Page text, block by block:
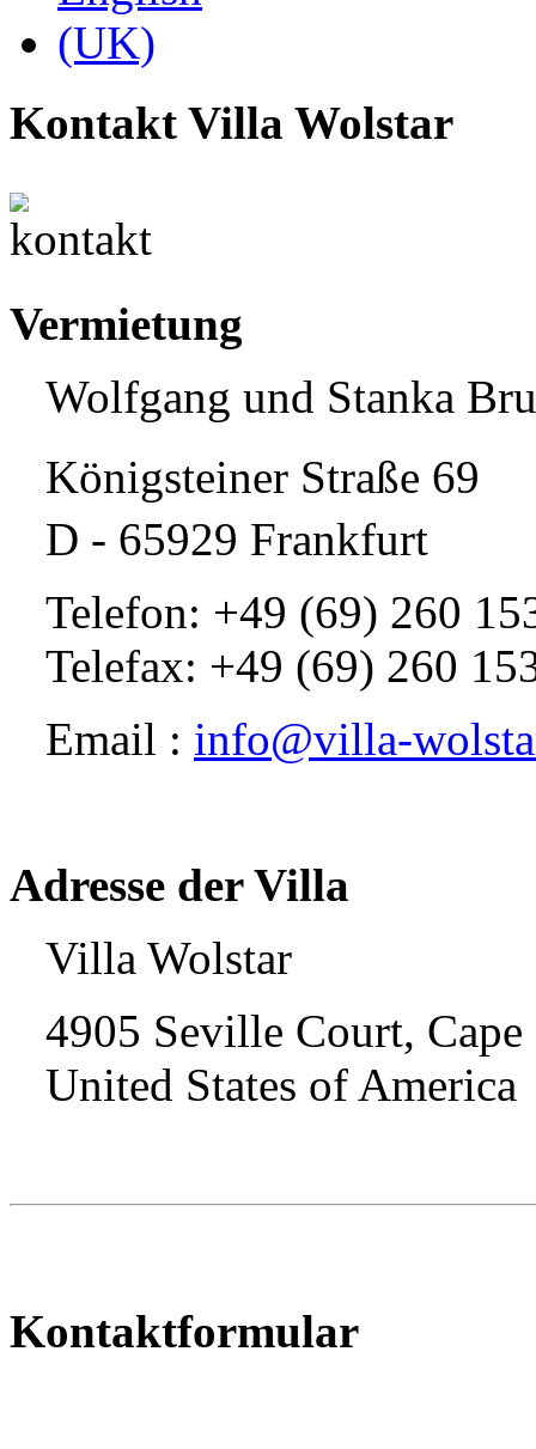
Kontakt Villa Wolstar
Vermietung
Wolfgang und Stanka
Königsteiner Straße 69
D - 65929 Frankfurt
Telefon: +49 (69) 260
Telefax: +49 (69) 260
Email : info@villa-
Adresse der Villa
Villa Wolstar
4905 Seville Court,
United States of America
Kontaktformular